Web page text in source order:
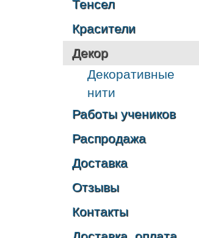
Тенсел
Красители
Декор
Декоративные
нити
Работы учеников
Распродажа
Доставка
Отзывы
Контакты